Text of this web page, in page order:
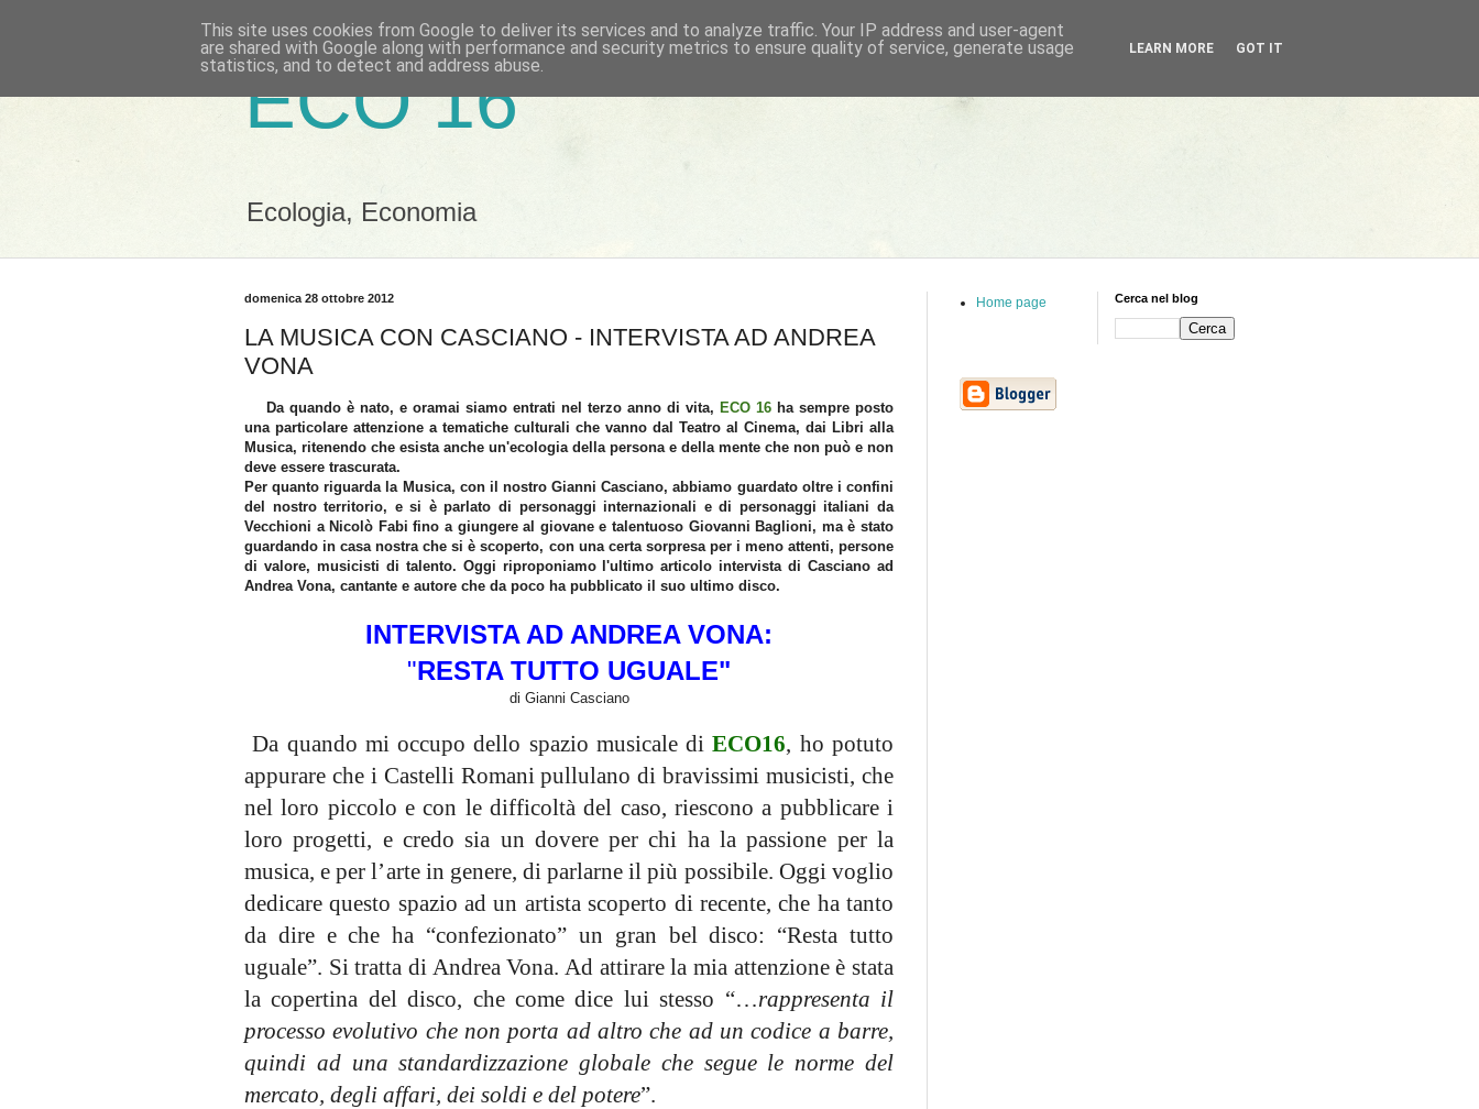
ECO 16
Ecologia, Economia
domenica 28 ottobre 2012
LA MUSICA CON CASCIANO - INTERVISTA AD ANDREA
VONA
Da quando è nato, e oramai siamo entrati nel terzo anno di vita, ECO 16 ha sempre posto
una particolare attenzione a tematiche culturali che vanno dal Teatro al Cinema, dai Libri alla
Musica, ritenendo che esista anche un'ecologia della persona e della mente che non può e non
deve essere trascurata.
Per quanto riguarda la Musica, con il nostro Gianni Casciano, abbiamo guardato oltre i confini
del nostro territorio, e si è parlato di personaggi internazionali e di personaggi italiani da
Vecchioni a Nicolò Fabi fino a giungere al giovane e talentuoso Giovanni Baglioni, ma è stato
guardando in casa nostra che si è scoperto, con una certa sorpresa per i meno attenti, persone
di valore, musicisti di talento. Oggi riproponiamo l'ultimo articolo intervista di Casciano ad
Andrea Vona, cantante e autore che da poco ha pubblicato il suo ultimo disco.
INTERVISTA AD ANDREA VONA:
"RESTA TUTTO UGUALE"
di Gianni Casciano
Da quando mi occupo dello spazio musicale diECO16, ho potuto
appurare che i Castelli Romani pullulano di bravissimi musicisti, che
nel loro piccolo e con le difficoltà del caso, riescono a pubblicare i
loro progetti, e credo sia un dovere per chi ha la passione per la
musica, e per l’arte in genere, di parlarne il più possibile. Oggi voglio
dedicare questo spazio ad un artista scoperto di recente, che ha tanto
da dire e che ha “confezionato” un gran bel disco: “Resta tutto
uguale”. Si tratta di Andrea Vona. Ad attirare la mia attenzione è stata
la copertina del disco, che come dice lui stesso “…rappresenta il
processo evolutivo che non porta ad altro che ad un codice a barre,
quindi ad una standardizzazione globale che segue le norme del
mercato, degli affari, dei soldi e del potere”.
Home page Cerca nel blog
This site uses cookies from Google to deliver its services and to analyze traffic. Your IP address and user-agent
are shared with Google along with performance and security metrics to ensure quality of service, generate usage
statistics, and to detect and address abuse.
LEARN MORE GOT IT